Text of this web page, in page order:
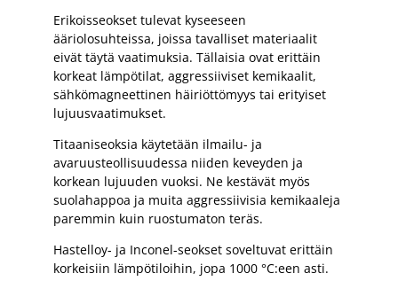
Erikoisseokset tulevat kyseeseen
ääriolosuhteissa, joissa tavalliset materiaalit
eivät täytä vaatimuksia. Tällaisia ovat erittäin
korkeat lämpötilat, aggressiiviset kemikaalit,
sähkömagneettinen häiriöttömyys tai erityiset
lujuusvaatimukset.
Titaaniseoksia käytetään ilmailu- ja
avaruusteollisuudessa niiden keveyden ja
korkean lujuuden vuoksi. Ne kestävät myös
suolahappoa ja muita aggressiivisia kemikaaleja
paremmin kuin ruostumaton teräs.
Hastelloy- ja Inconel-seokset soveltuvat erittäin
korkeisiin lämpötiloihin, jopa 1000 °C:een asti.